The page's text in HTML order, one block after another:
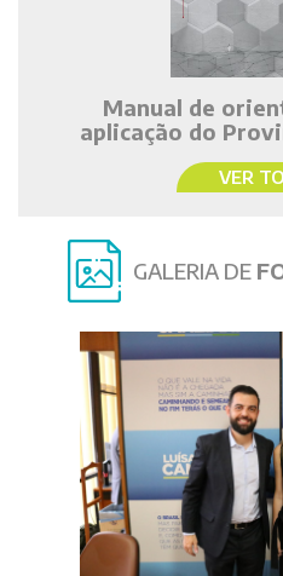
Manual de
aplicação do
VER
GALERIA DE